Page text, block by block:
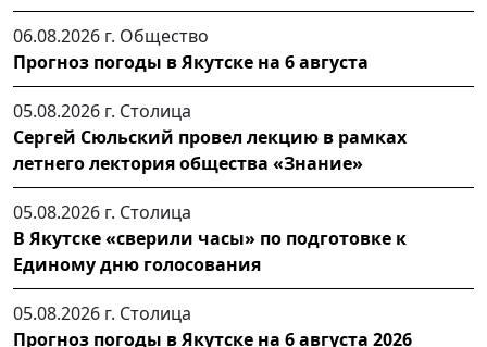
06.08.2026 г. Общество
Прогноз погоды в Якутске на 6 августа
05.08.2026 г. Столица
Сергей Сюльский провел лекцию в рамках
летнего лектория общества «Знание»
05.08.2026 г. Столица
В Якутске «сверили часы» по подготовке к
Единому дню голосования
05.08.2026 г. Столица
Прогноз погоды в Якутске на 6 августа 2026